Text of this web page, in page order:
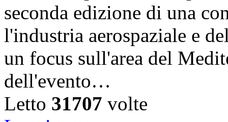
seconda edizione di una
l'industria aerospaziale e
un focus sull'area del
dell'evento…
Letto 31707 volte